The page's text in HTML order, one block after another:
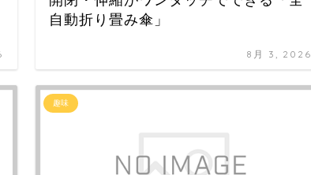
自動折り畳み傘」
8月 3, 2026
趣味